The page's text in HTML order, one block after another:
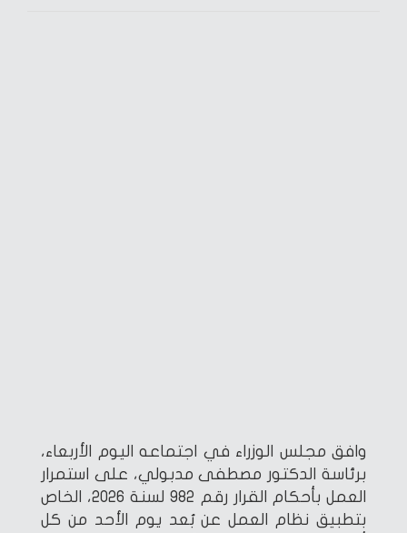
وافق مجلس الوزراء في اجتماعه اليوم الأربعاء،
برئاسة الدكتور مصطفى مدبولي، على استمرار
العمل بأحكام القرار رقم 982 لسنة 2026، الخاص
بتطبيق نظام العمل عن بُعد يوم الأحد من كل